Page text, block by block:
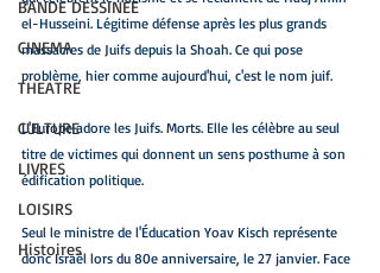
BANDE DESSINEE
CINEMA
THEATRE
CULTURE
LIVRES
LOISIRS
Histoires
el-Husseini. Légitime défense après les plus grands
massacres de Juifs depuis la Shoah. Ce qui pose
problème, hier comme aujourd'hui, c'est le nom juif.
L'Europe adore les Juifs. Morts. Elle les célèbre au seul
titre de victimes qui donnent un sens posthume à son
édification politique.
Seul le ministre de l'Éducation Yoav Kisch représente
donc Israël lors du 80e anniversaire, le 27 janvier. Face